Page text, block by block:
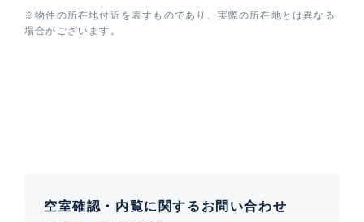
※物件の所在地付近を表すものであり、実際の所在地とは異なる
場合がございます。
空室確認・内覧に関するお問い合わせ